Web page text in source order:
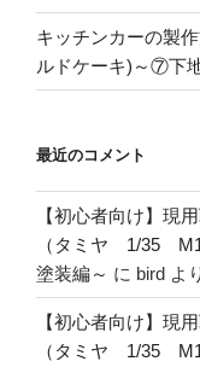
キッチンカーの製
ルドケーキ)～⑦下
最近のコメント
【初心者向け】現
（タミヤ 1/35
塗装編～ に bird よ
【初心者向け】現
（タミヤ 1/35